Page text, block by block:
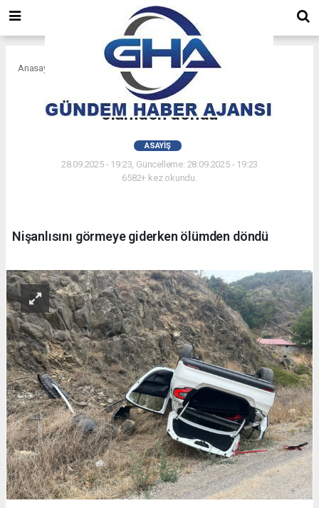
Anasayfa
Nişanlısını görmeye giderken
ölümden döndü
ASAYIŞ
28.09.2025 - 19:23, Güncelleme: 28.09.2025 - 19:23
6582+ kez okundu.
Nişanlısını görmeye giderken ölümden döndü